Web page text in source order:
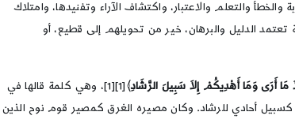
والتعلم والاعتبار، واكتشاف الآراء وتفنيدها، وامتلاك
الدليل والبرهان، خير من تحويلهم إلى قطيع، أو
مَا أَرَى وَمَا أَهْدِيكُمْ إِلاَ سَبِيلَ الرَّشَادِ
﴾[1][1]، وهي كلمة قالها في
أحادي للرشاد. وكان مصيره الغرق كمصير قوم نوح الذين